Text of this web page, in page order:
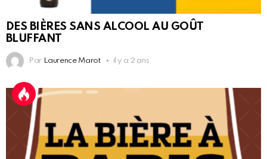
DES BIÈRES SANS ALCOOL AU GOÛT
BLUFFANT
Par Laurence Marot il y a 2 ans